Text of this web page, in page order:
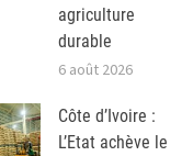
agriculture
durable
6 août 2026
Côte d’Ivoire :
L’Etat achève le